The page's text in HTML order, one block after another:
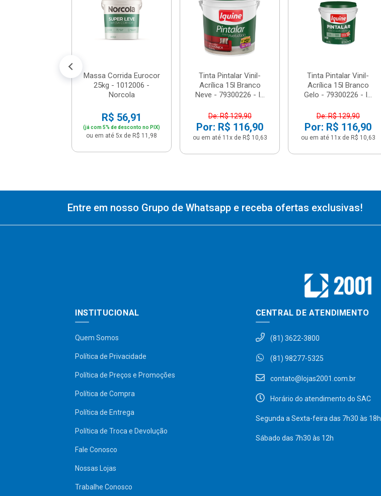
Massa Corrida Eurocor
25kg - 1012006 -
Norcola
R$ 56,91
(já com 5% de desconto no PIX)
ou em até 5x de R$ 11,98
Tinta Pintalar Vinil-
Acrílica 15l Branco
Neve - 79300226 - I...
De: R$ 129,90
Por: R$ 116,90
ou em até 11x de R$ 10,63
Tinta Pintalar Vinil-
Acrílica 15l Branco
Gelo - 79300226 - I...
De: R$ 129,90
Por: R$ 116,90
ou em até 11x de R$ 10,63
Entre em nosso Grupo de Whatsapp e receba ofertas exclusivas!
INSTITUCIONAL
Quem Somos
Política de Privacidade
Política de Preços e Promoções
Política de Compra
Política de Entrega
Política de Troca e Devolução
Fale Conosco
Nossas Lojas
Trabalhe Conosco
CENTRAL DE ATENDIMENTO
(81) 3622-3800
(81) 98277-5325
contato@lojas2001.com.br
Horário do atendimento do SAC
Segunda a Sexta-feira das 7h30 às 18h
Sábado das 7h30 às 12h